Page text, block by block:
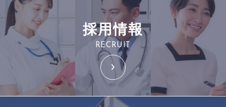
採用情報
RECRUIT